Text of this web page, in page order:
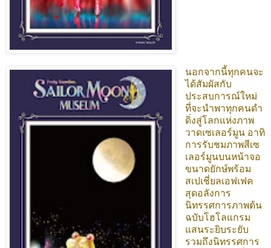
นอกจากนี้ทุกคนจะ
ได้สัมผัสกับ
ประสบการณ์ใหม่
ที่จะนำพาทุกคนดำ
ดิ่งสู่โลกแห่งภาพ
วาดเซเลอร์มูน อาทิ
การรับชมภาพสีเซ
เลอร์มูนบนหน้าจอ
ขนาดยักษ์พร้อม
สเปเชี่ยลเอฟเฟค
สุดอลังการ
นิทรรศการภาพต้น
ฉบับโฮโลแกรม
แสนระยิบระยับ
รวมถึงนิทรรศการ